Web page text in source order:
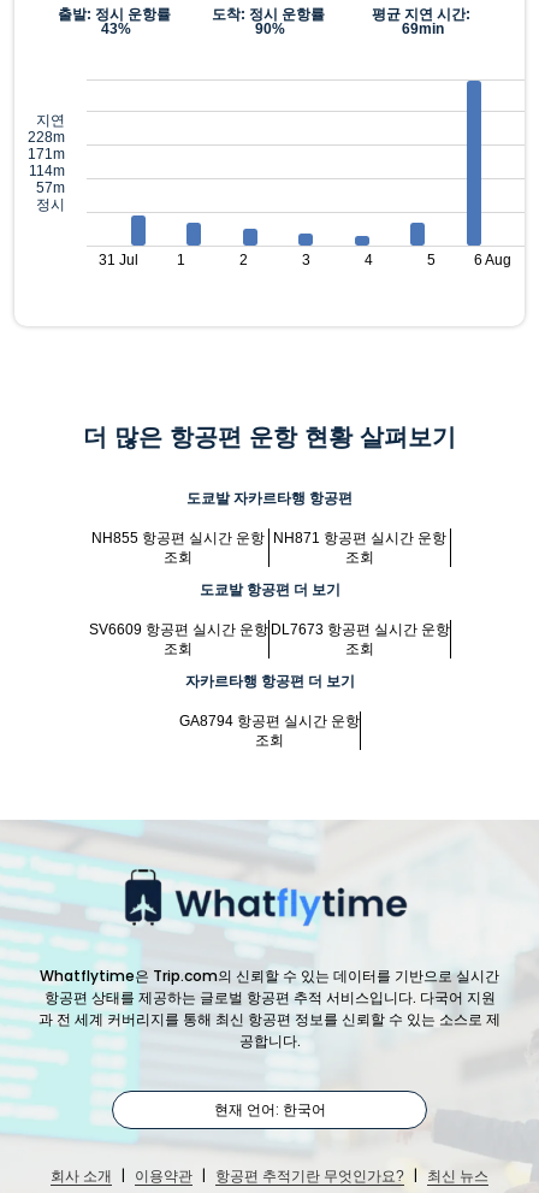
출발: 정시 운항률
43%
도착: 정시 운항률
90%
평균 지연 시간:
69min
지연
228m
171m
114m
57m
정시
31 Jul 1 2 3 4 5 6 Aug
더 많은 항공편 운항 현황 살펴보기
도쿄발 자카르타행 항공편
NH855 항공편 실시간 운항
조회
NH871 항공편 실시간 운항
조회
도쿄발 항공편 더 보기
SV6609 항공편 실시간 운항
조회
DL7673 항공편 실시간 운항
조회
자카르타행 항공편 더 보기
GA8794 항공편 실시간 운항
조회
Whatflytime은 Trip.com의 신뢰할 수 있는 데이터를 기반으로 실시간
항공편 상태를 제공하는 글로벌 항공편 추적 서비스입니다. 다국어 지원
과 전 세계 커버리지를 통해 최신 항공편 정보를 신뢰할 수 있는 소스로 제
공합니다.
현재 언어: 한국어
회사 소개 | 이용약관 | 항공편 추적기란 무엇인가요? | 최신 뉴스